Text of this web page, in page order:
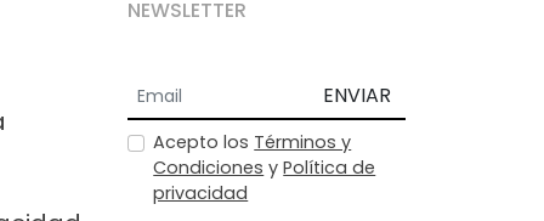
NEWSLETTER
ENVIAR
Acepto los Términos y
Condiciones yPolítica de
privacidad